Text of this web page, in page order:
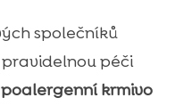
společníků
péči
krmivo